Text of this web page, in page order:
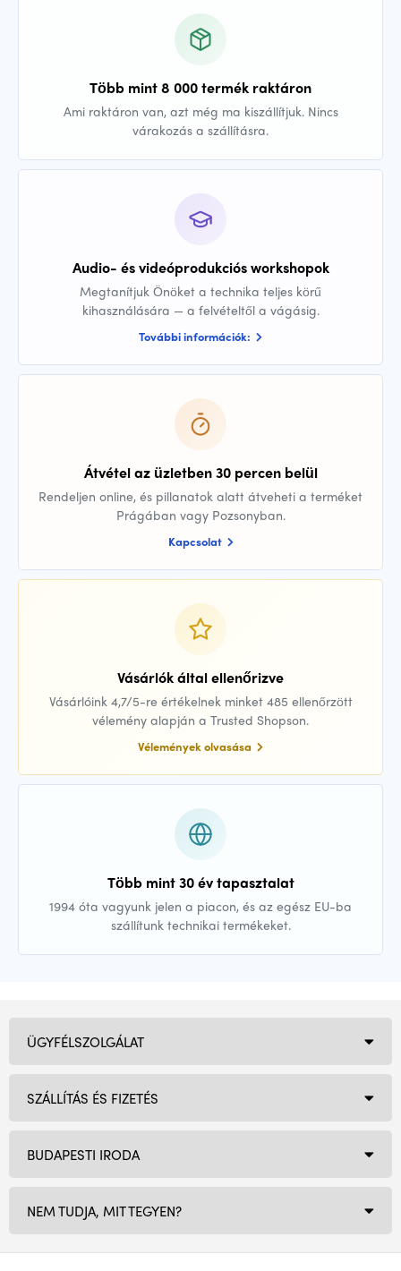
Több mint 8 000 termék raktáron
Ami raktáron van, azt még ma kiszállítjuk. Nincs
várakozás a szállításra.
Audio- és videóprodukciós workshopok
Megtanítjuk Önöket a technika teljes körű
kihasználására — a felvételtől a vágásig.
További információk:
Átvétel az üzletben 30 percen belül
Rendeljen online, és pillanatok alatt átveheti a terméket
Prágában vagy Pozsonyban.
Kapcsolat
Vásárlók által ellenőrizve
Vásárlóink 4,7/5-re értékelnek minket 485 ellenőrzött
vélemény alapján a Trusted Shopson.
Vélemények olvasása
Több mint 30 év tapasztalat
1994 óta vagyunk jelen a piacon, és az egész EU-ba
szállítunk technikai termékeket.
BUDAPESTI IRODA
NEM TUDJA, MIT TEGYEN?
ÜGYFÉLSZOLGÁLAT
SZÁLLÍTÁS ÉS FIZETÉS